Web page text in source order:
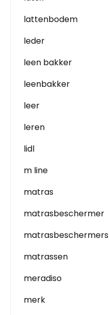
lattenbodem
leder
leen bakker
leenbakker
leer
leren
lidl
m line
matras
matrasbeschermer
matrasbeschermers
matrassen
meradiso
merk